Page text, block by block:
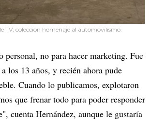
TV, colección homenaje al automovilismo.
personal, no para hacer marketing. Fue
los 13 años, y recién ahora pude
Cuando lo publicamos, explotaron
que frenar todo para poder responder
cuenta Hernández, aunque le gustaría